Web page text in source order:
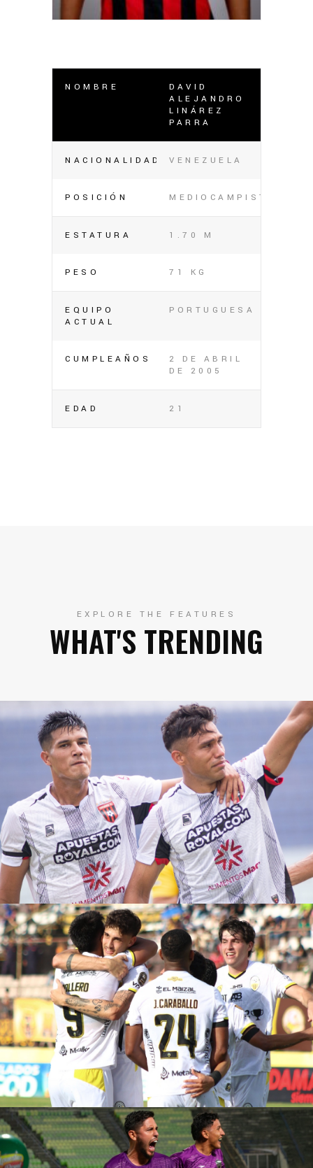
NOMBRE
DAVID
ALEJANDRO
LINÁREZ
PARRA
NACIONALIDAD VENEZUELA
POSICIÓN MEDIOCAMPISTA
ESTATURA 1.70 M
PESO 71 KG
EQUIPO
ACTUAL
PORTUGUESA
CUMPLEAÑOS
2 DE ABRIL
DE 2005
EDAD 21
EXPLORE THE FEATURES
WHAT'S TRENDING